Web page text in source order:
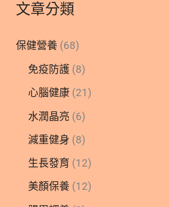
文章分類
保健營養 (68)
免疫防護 (8)
心腦健康 (21)
水潤晶亮 (6)
減重健身 (8)
生長發育 (12)
美顏保養 (12)